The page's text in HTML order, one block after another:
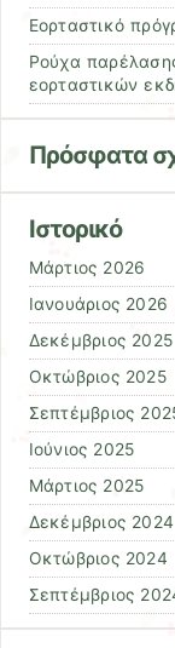
Εορταστικό
Ρούχα
εορταστικών
Πρόσφατα
Ιστορικό
Μάρτιος 2026
Ιανουάριος 2026
Δεκέμβριος 2025
Οκτώβριος 2025
Σεπτέμβριος
Ιούνιος 2025
Μάρτιος 2025
Δεκέμβριος 2024
Οκτώβριος 2024
Σεπτέμβριος